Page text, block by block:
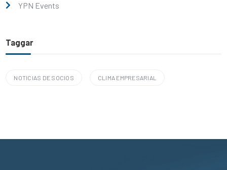
YPN Events
Taggar
NOTICIAS DE SOCIOS CLIMA EMPRESARIAL